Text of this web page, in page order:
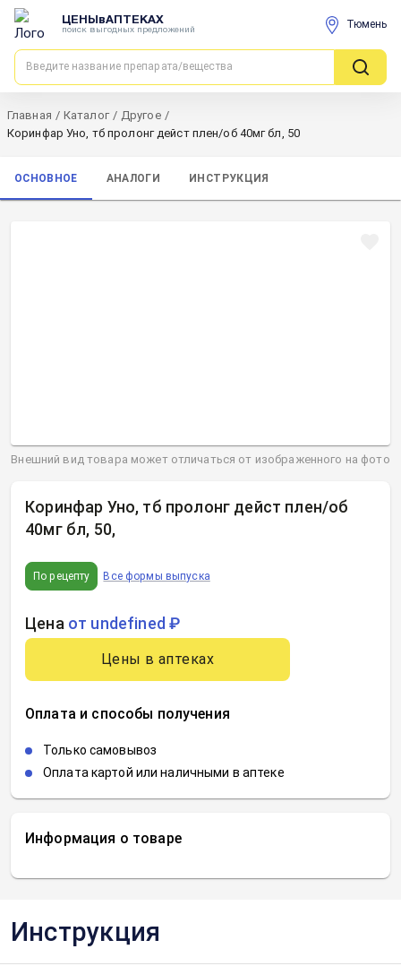
ЦЕНЫвАПТЕКАХ
поиск выгодных предложений Тюмень
Главная / Каталог / Другое /
Коринфар Уно, тб пролонг дейст плен/об 40мг бл, 50
ОСНОВНОЕ АНАЛОГИ ИНСТРУКЦИЯ
Информация о товаре
Коринфар Уно, тб пролонг дейст плен/об
40мг бл, 50,
По рецепту Все формы выпуска
Цена от undefined ₽
Цены в аптеках
Оплата и способы получения
Только самовывоз
Оплата картой или наличными в аптеке
Внешний вид товара может отличаться от изображенного на фото
Инструкция